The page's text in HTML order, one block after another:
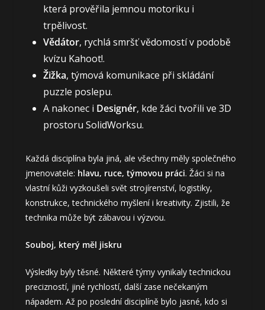
která prověřila jemnou motoriku i
trpělivost.
Vědátor, rychlá smršť vědomostí v podobě
kvízu Kahoot!.
Žižka, týmová komunikace při skládání
puzzle poslepu.
A nakonec i Designér, kde žáci tvořili ve 3D
prostoru SolidWorksu.
Každá disciplína byla jiná, ale všechny měly společného
jmenovatele: hlavu, ruce, týmovou práci. Žáci si na
vlastní kůži vyzkoušeli svět strojírenství, logistiky,
konstrukce, technického myšlení i kreativity. Zjistili, že
technika může být zábavou i výzvou.
Souboj, který měl jiskru
Výsledky byly těsné. Některé týmy vynikaly technickou
precizností, jiné rychlostí, další zase nečekaným
nápadem. Až po poslední disciplíně bylo jasné, kdo si